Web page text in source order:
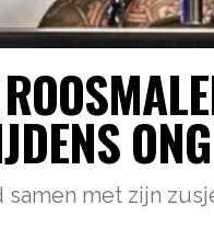
samen met zijn